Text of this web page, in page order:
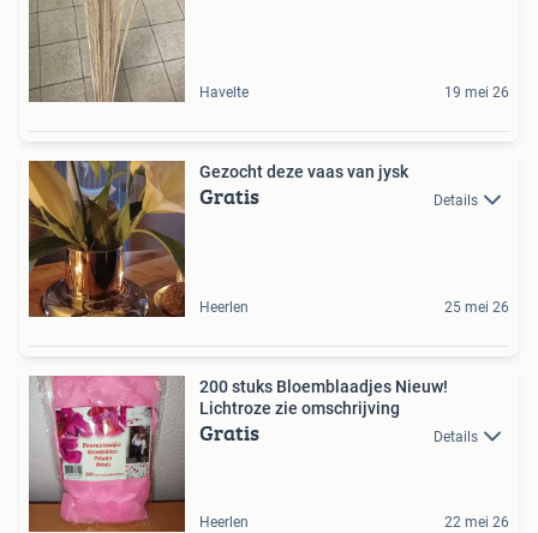
Havelte 19 mei 26
Gezocht deze vaas van jysk
Gratis Details
Heerlen 25 mei 26
200 stuks Bloemblaadjes Nieuw!
Lichtroze zie omschrijving
Gratis Details
Heerlen 22 mei 26